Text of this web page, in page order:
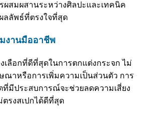
ผสมผสานระหว่างศิลปะและเทคนิค
ลลัพธ์ที่ตรงใจที่สุด
งานมืออาชีพ
ลือกที่ดีที่สุดในการตกแต่งกระจก ไม่
ณาหรือการเพิ่มความเป็นส่วนตัว การ
ที่มีประสบการณ์จะช่วยลดความเสี่ยง
ตรงสเปกได้ดีที่สุด